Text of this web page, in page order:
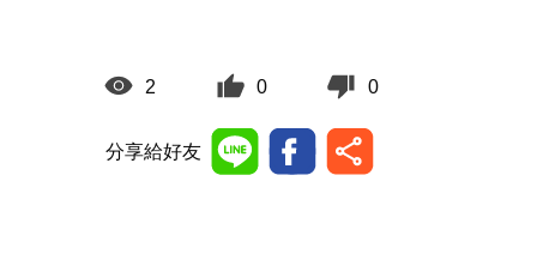
2 0 0
分享給好友